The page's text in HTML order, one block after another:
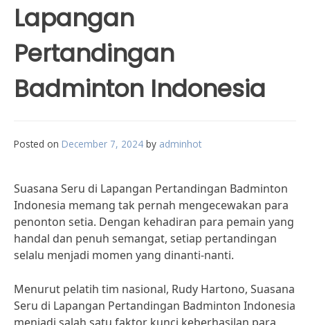
Lapangan
Pertandingan
Badminton Indonesia
Posted on December 7, 2024 by adminhot
Suasana Seru di Lapangan Pertandingan Badminton
Indonesia memang tak pernah mengecewakan para
penonton setia. Dengan kehadiran para pemain yang
handal dan penuh semangat, setiap pertandingan
selalu menjadi momen yang dinanti-nanti.
Menurut pelatih tim nasional, Rudy Hartono, Suasana
Seru di Lapangan Pertandingan Badminton Indonesia